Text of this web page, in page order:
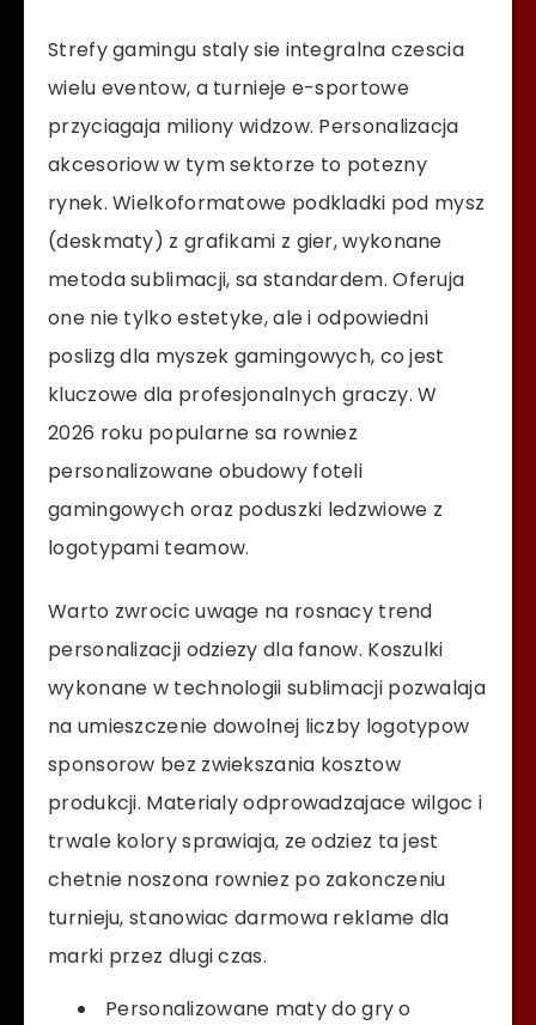
Strefy gamingu staly sie integralna czescia
wielu eventow, a turnieje e-sportowe
przyciagaja miliony widzow. Personalizacja
akcesoriow w tym sektorze to potezny
rynek. Wielkoformatowe podkladki pod mysz
(deskmaty) z grafikami z gier, wykonane
metoda sublimacji, sa standardem. Oferuja
one nie tylko estetyke, ale i odpowiedni
poslizg dla myszek gamingowych, co jest
kluczowe dla profesjonalnych graczy. W
2026 roku popularne sa rowniez
personalizowane obudowy foteli
gamingowych oraz poduszki ledzwiowe z
logotypami teamow.
Warto zwrocic uwage na rosnacy trend
personalizacji odziezy dla fanow. Koszulki
wykonane w technologii sublimacji pozwalaja
na umieszczenie dowolnej liczby logotypow
sponsorow bez zwiekszania kosztow
produkcji. Materialy odprowadzajace wilgoc i
trwale kolory sprawiaja, ze odziez ta jest
chetnie noszona rowniez po zakonczeniu
turnieju, stanowiac darmowa reklame dla
marki przez dlugi czas.
Personalizowane maty do gry o